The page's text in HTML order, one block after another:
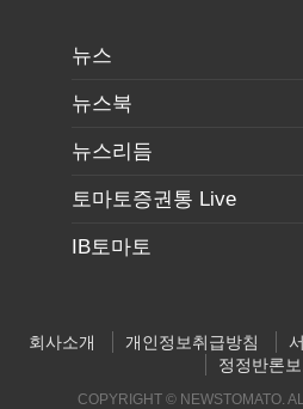
뉴스
뉴스북
뉴스리듬
토마토증권통 Live
IB토마토
회사소개 개인정보취급방침
정정반론
COPYRIGHT © NEWSTOMATO.